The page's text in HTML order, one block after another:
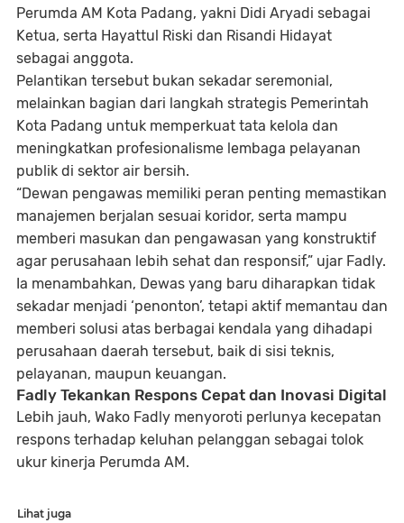
Perumda AM Kota Padang, yakni Didi Aryadi sebagai
Ketua, serta Hayattul Riski dan Risandi Hidayat
sebagai anggota.
Pelantikan tersebut bukan sekadar seremonial,
melainkan bagian dari langkah strategis Pemerintah
Kota Padang untuk memperkuat tata kelola dan
meningkatkan profesionalisme lembaga pelayanan
publik di sektor air bersih.
“Dewan pengawas memiliki peran penting memastikan
manajemen berjalan sesuai koridor, serta mampu
memberi masukan dan pengawasan yang konstruktif
agar perusahaan lebih sehat dan responsif,” ujar Fadly.
Ia menambahkan, Dewas yang baru diharapkan tidak
sekadar menjadi ‘penonton’, tetapi aktif memantau dan
memberi solusi atas berbagai kendala yang dihadapi
perusahaan daerah tersebut, baik di sisi teknis,
pelayanan, maupun keuangan.
Fadly Tekankan Respons Cepat dan Inovasi Digital
Lebih jauh, Wako Fadly menyoroti perlunya kecepatan
respons terhadap keluhan pelanggan sebagai tolok
ukur kinerja Perumda AM.
Lihat juga